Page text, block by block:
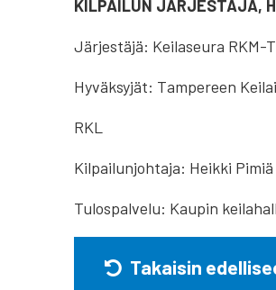
KILPAILUN JÄRJESTÄJÄ,
Järjestäjä: Keilaseura RKM-
Hyväksyjät: Tampereen
RKL
Kilpailunjohtaja: Heikki Pimiä
Tulospalvelu: Kaupin
Takaisin